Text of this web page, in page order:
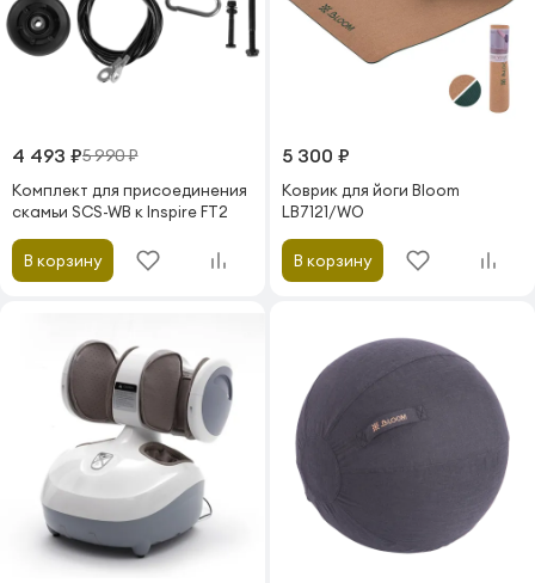
4 493 ₽5 990 ₽
Комплект для присоединения
скамьи SCS-WB к Inspire FT2
В корзину
5 300 ₽
Коврик для йоги Bloom
LB7121/WO
В корзину